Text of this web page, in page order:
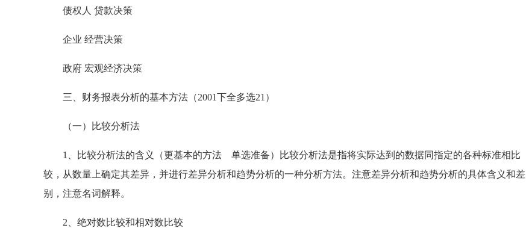
债权人 贷款决策
企业 经营决策
政府 宏观经济决策
三、财务报表分析的基本方法（2001下全多选21）
（一）比较分析法
1、比较分析法的含义（更基本的方法 单选准备）比较分析法是指将实际达到的数据同指定的各种标准相比
较，从数量上确定其差异，并进行差异分析和趋势分析的一种分析方法。注意差异分析和趋势分析的具体含义和差
别，注意名词解释。
2、绝对数比较和相对数比较